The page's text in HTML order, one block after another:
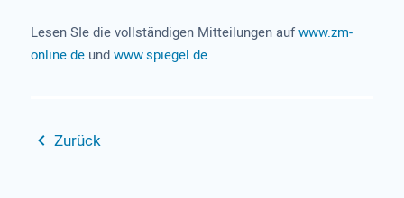
Lesen SIe die vollständigen Mitteilungen aufwww.zm-
online.deundwww.spiegel.de
Zurück